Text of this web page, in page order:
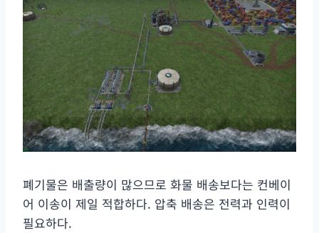
폐기물은 배출량이 많으므로 화물 배송보다는 컨베이
어 이송이 제일 적합하다. 압축 배송은 전력과 인력이
필요하다.